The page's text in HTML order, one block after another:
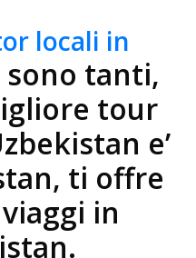
locali in
sono tanti,
tour
e’
ti offre
in